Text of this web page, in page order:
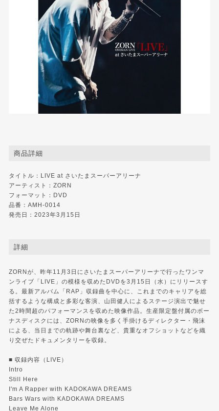
商品詳細
タイトル：LIVE at さいたまスーパーアリーナ
アーティスト：ZORN
フォーマット：DVD
品番：AMH-0014
発売日：2023年3月15日
詳細
ZORNが、昨年11月3日にさいたまスーパーアリーナで行ったワンマ
ンライブ「LIVE」の模様を収めたDVDを3月15日（水）にリリースす
る。最新アルバム「RAP」収録曲を中心に、これまでのキャリアを総
括するような構成と多彩な客演、山田健人によるステージ演出で魅せ
た2時間超のパフォーマンスを収めた映像作品。生産限定盤付属のボー
ナスディスクには、ZORNの映像を多く手掛けるディレクター・飛沫
による、当日までの軌跡や舞台裏など、貴重なオフショットなどを織
り交ぜたドキュメンタリーを収録。
■ 収録内容（LIVE）
Intro
Still Here
I'm A Rapper with KADOKAWA DREAMS
Bars Wars with KADOKAWA DREAMS
Leave Me Alone